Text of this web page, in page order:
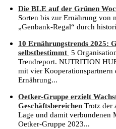
Die BLE auf der Grünen
Sorten bis zur Ernährung von
„Genbank-Regal“ durch
10 Ernährungstrends 2025:
selbstbestimmt 5
Trendreport. NUTRITION
mit vier Kooperationspartnern
Ernährung...
Oetker-Gruppe erzielt
GeschäftsbereichenTrotz der
Lage und damit verbundenen
Oetker-Gruppe 2023...